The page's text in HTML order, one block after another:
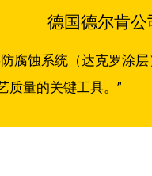
德国德尔肯
腐蚀系统（达克罗涂
质量的关键工具。”